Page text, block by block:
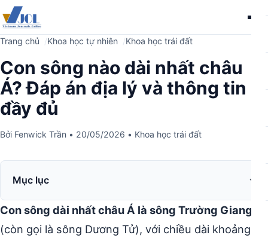
Trang chủ Khoa học tự nhiên Khoa học trái đất
Con sông nào dài nhất châu
Á? Đáp án địa lý và thông tin
đầy đủ
Bởi Fenwick Trần • 20/05/2026 • Khoa học trái đất
Mục lục
Con sông dài nhất châu Á là sông Trường Giang
(còn gọi là sông Dương Tử), với chiều dài khoảng